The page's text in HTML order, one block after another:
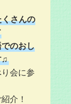
さんの
のおし
♫
会に参
介！